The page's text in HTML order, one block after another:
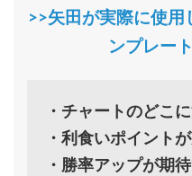
>>矢田が実際に使
ンプレー
・チャートのどこ
・利食いポイント
・勝率アップが期